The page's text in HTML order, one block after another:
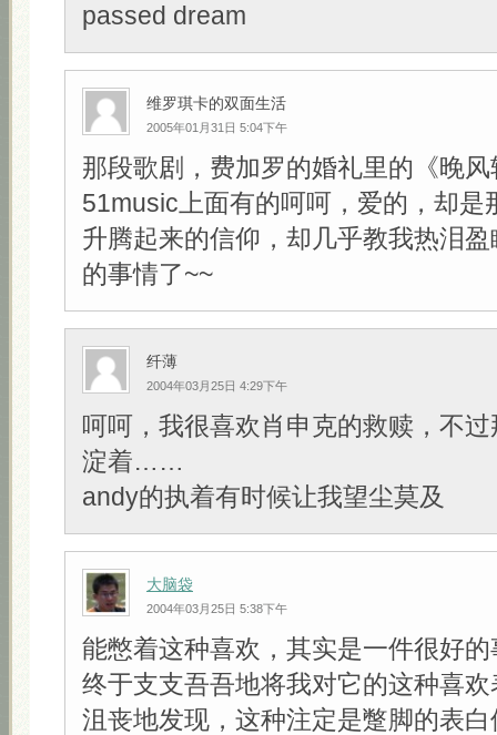
passed dream
维罗琪卡的双面生活
2005年01月31日 5:04下午
那段歌剧，费加罗的婚礼里的《晚
51music上面有的呵呵，爱的，却是
升腾起来的信仰，却几乎教我热泪
的事情了~~
纤薄
2004年03月25日 4:29下午
呵呵，我很喜欢肖申克的救赎，不
淀着……
andy的执着有时候让我望尘莫及
大脑袋
2004年03月25日 5:38下午
能憋着这种喜欢，其实是一件很好
终于支支吾吾地将我对它的这种喜
沮丧地发现，这种注定是蹩脚的表